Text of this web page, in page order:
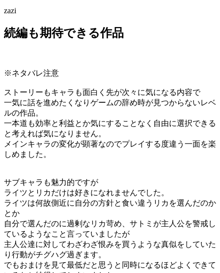
zazi
続編も期待できる作品
※ネタバレ注意
ストーリーもキャラも面白く先が次々に気になる内容で
一気に話を進めたくなりゲームの辞め時が見つからないレベ
ルの作品。
一本道も効率と利益とか気にすることなく自由に選択できる
と考えれば気になりません。
メインキャラの変化が顕著なのでプレイする度違う一面を楽
しめました。
サブキャラも魅力的ですが
ライツとリカだけは好きになれませんでした。
ライツは何故側近に自分の方針と食い違うリカを選んだのか
とか
自分で選んだのに過剰なリカ苛め、サトミが主人公を警戒し
ているようなこと言っていましたが
主人公達に対してわざわざ恨みを買うような真似をしていた
り行動がチグハグ過ぎます。
でもおまけを見て最低だと思うと同時になるほどよくできて